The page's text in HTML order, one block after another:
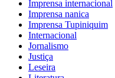
Imprensa internacional
Imprensa nanica
Imprensa Tupiniquim
Internacional
Jornalismo
Justiça
Leseira